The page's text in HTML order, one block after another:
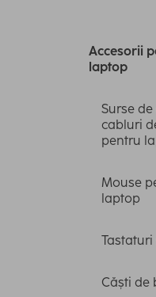
Accesorii
laptop
Surse
cabluri
pentru
Mouse
laptop
Tastaturi
Căști de